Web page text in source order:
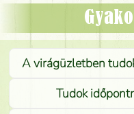
A virágüzletben
Tudok